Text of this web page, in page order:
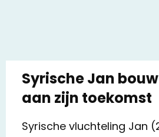
Syrische Jan
aan zijn toekomst
Syrische vluchteling Jan